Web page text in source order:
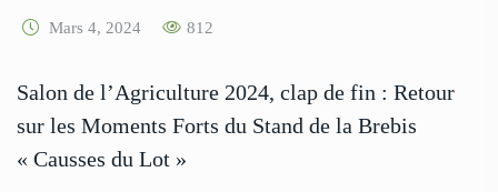
Mars 4, 2024 812
Salon de l’Agriculture 2024, clap de fin : Retour
sur les Moments Forts du Stand de la Brebis
« Causses du Lot »